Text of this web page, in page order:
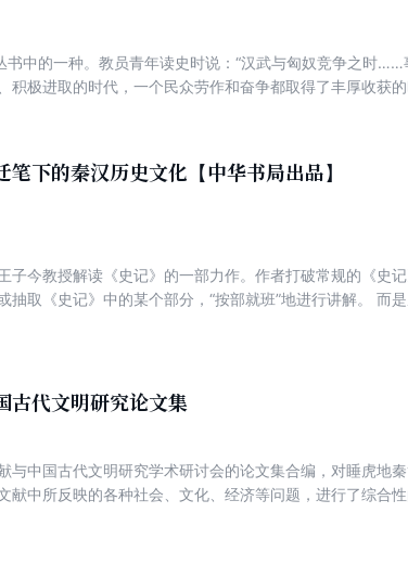
书中的一种。教员青年读史时说：“汉武与匈奴竞争之时
积极进取的时代，一个民众劳作和奋争都取得了丰厚收获的
星闪耀、文化强势崛起、社会朝气蓬勃的古代中国的历史画
武帝的多重面向。
笔下的秦汉历史文化【中华书局出品】
子今教授解读《史记》的一部力作。作者打破常规的《史
抽取《史记》中的某个部分，“按部就班”地进行讲解。 而
古代文明研究论文集
与中国古代文明研究学术研讨会的论文集合编，对睡虎地
献中所反映的各种社会、文化、经济等问题，进行了综合